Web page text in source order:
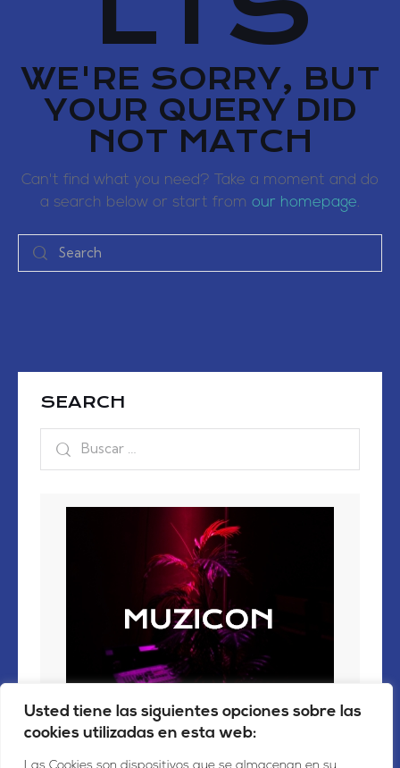
Usted tiene las siguientes opciones sobre las
cookies utilizadas en esta web:
WE'RE SORRY, BUT
YOUR QUERY DID
NOT MATCH
Can't find what you need? Take a moment and do
a search below or start from our homepage.
SEARCH